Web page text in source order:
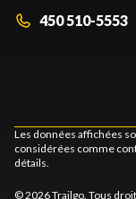
450 510-5553
Les données affichées
considérées comme
détails.
© 2026 Trailgo. Tous